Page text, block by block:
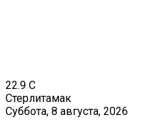
22.9 C
Стерлитамак
Суббота, 8 августа, 2026